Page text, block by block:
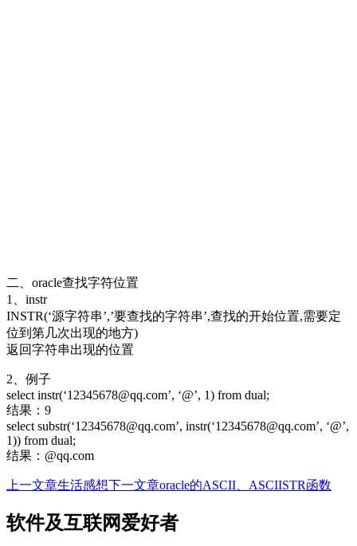
二、oracle查找字符位置
1、instr
INSTR(‘源字符串’,’要查找的字符串’,查找的开始位置,需要定
位到第几次出现的地方)
返回字符串出现的位置
2、例子
select instr(‘12345678@qq.com’, ‘@’, 1) from dual;
结果：9
select substr(‘12345678@qq.com’, instr(‘12345678@qq.com’, ‘@’,
1)) from dual;
结果：@qq.com
文
章
上一文章生活感想下一文章oracle的ASCII、ASCIISTR函数
软件及互联网爱好者